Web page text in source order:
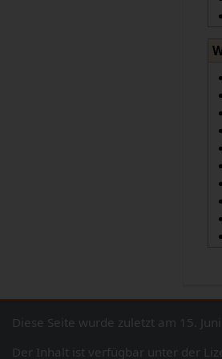
Diese Seite wurde zuletzt am 15.
Der Inhalt ist verfügbar unter der